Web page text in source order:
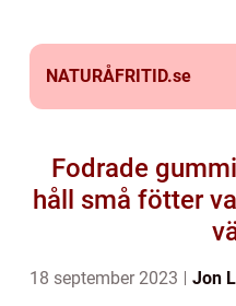
NATURÅFRITID.se
Fodrade
håll små fötter
18 september 2023 Jon